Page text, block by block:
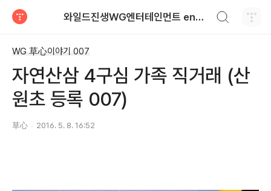
와일드진생WG엔터테인먼트 entertainment
WG 草心이야기 007
자연산삼 4구심 가족 직거래 (산
원초 등록 007)
草心 2016. 5. 8. 16:52